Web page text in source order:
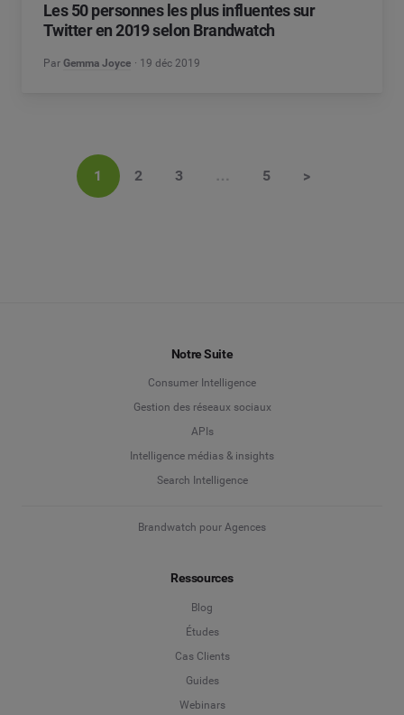
Les 50 personnes les plus influentes sur
Twitter en 2019 selon Brandwatch
Par Gemma Joyce 19 déc 2019
1 2 3 … 5 >
Notre Suite
Consumer Intelligence
Gestion des réseaux sociaux
APIs
Intelligence médias & insights
Search Intelligence
Brandwatch pour Agences
Ressources
Blog
Études
Cas Clients
Guides
Webinars